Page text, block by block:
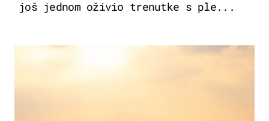
još jednom oživio trenutke s ple...